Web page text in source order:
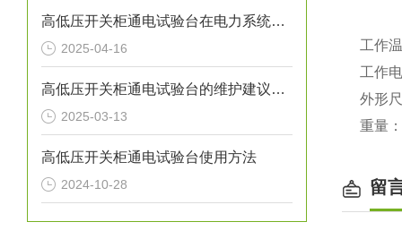
高低压开关柜通电试验台在电力系统中的重要性
2025-04-16
高低压开关柜通电试验台的维护建议有哪些
2025-03-13
高低压开关柜通电试验台使用方法
2024-10-28
工作
工作
外形
重量
留